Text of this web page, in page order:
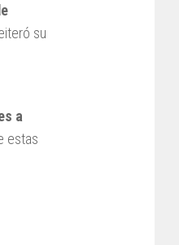
su
a
estas